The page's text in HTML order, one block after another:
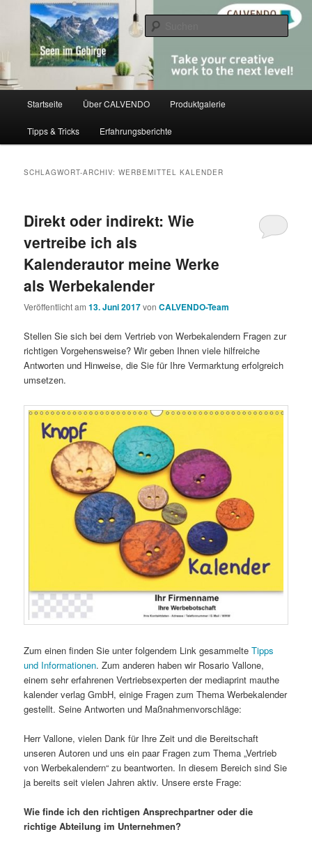
primären
springen
sekundären
springenCALVENDO
share creativity
Startseite Über CALVENDO Produktgalerie
Tipps & Tricks Erfahrungsberichte
SCHLAGWORT-ARCHIV:WERBEMITTEL KALENDER
Direkt oder indirekt: Wie
vertreibe ich als
Kalenderautor meine Werke
als Werbekalender
Veröffentlicht am13. Juni 2017vonCALVENDO-Team
Stellen Sie sich bei dem Vertrieb von Werbekalendern Fragen zur
richtigen Vorgehensweise? Wir geben Ihnen viele hilfreiche
Antworten und Hinweise, die Sie für Ihre Vermarktung erfolgreich
umsetzen.
Zum einen finden Sie unter folgendem Link gesammelteTipps
und Informationen. Zum anderen haben wir Rosario Vallone,
einem sehr erfahrenen Vertriebsexperten der mediaprint mauthe
kalender verlag GmbH, einige Fragen zum Thema Werbekalender
gestellt. Seine Antworten und Maßnahmenvorschläge:
Herr Vallone, vielen Dank für Ihre Zeit und die Bereitschaft
unseren Autoren und uns ein paar Fragen zum Thema „Vertrieb
von Werbekalendern“ zu beantworten. In diesem Bereich sind Sie
ja bereits seit vielen Jahren aktiv. Unsere erste Frage:
Wie finde ich den richtigen Ansprechpartner oder die
richtige Abteilung im Unternehmen?